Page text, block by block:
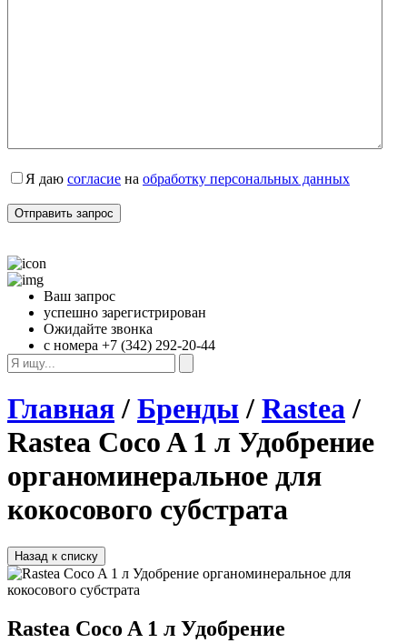
Я даю согласие на обработку персональных данных
Ваш запрос
успешно зарегистрирован
Ожидайте звонка
с номера +7 (342) 292-20-44
Главная/ Бренды/ Rastea/
Rastea Coco A 1 л Удобрение
органоминеральное для
кокосового субстрата
Назад к списку
Rastea Coco A 1 л Удобрение